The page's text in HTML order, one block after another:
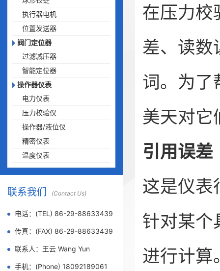
执行器电机
位置发送器
阀门定位器
过滤减压器
智能定位器
操作器仪表
电力仪表
压力校验仪
操作器/液位仪
精密仪表
温度仪表
联系我们 (Contact Us)
电话：(TEL) 86-29-88633439
传真：(FAX) 86-29-88633439
联系人：王云 Wang Yun
手机：(Phone) 18092189061
在压力校
差、读数
词。为了
美天对它
引用误差
这是仪表
针对某个
进行计算